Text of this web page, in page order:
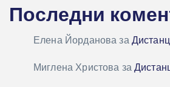
Последни
Елена Йордановаза
Миглена Христова за